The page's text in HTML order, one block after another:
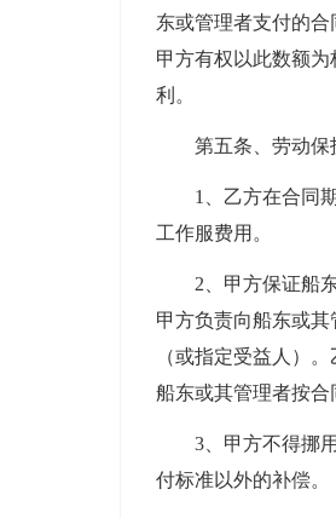
东或管理者支付的
甲方有权以此数额
利。
第五条、劳动保
1、乙方在合同
工作服费用。
2、甲方保证船
甲方负责向船东或
（或指定受益人）
船东或其管理者按合
3、甲方不得挪
付标准以外的补偿。